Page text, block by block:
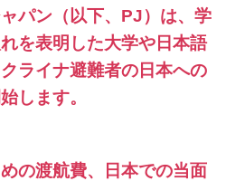
パン（以下、PJ）は、学
を表明した大学や日本語
ライナ避難者の日本への
します。
の渡航費、日本での当面